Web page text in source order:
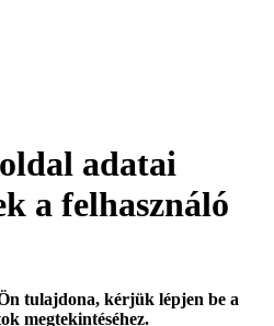
adatai
a felhasználó
tulajdona, kérjük lépjen be a
megtekintéséhez.